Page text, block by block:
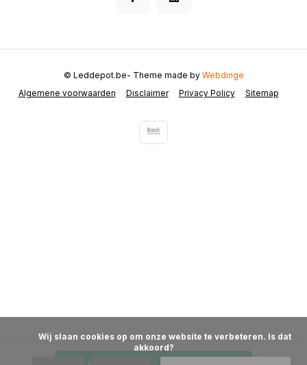
Algemene voorwaarden Disclaimer Privacy Policy Sitemap
© Leddepot.be- Theme made by Webdinge
akkoord?